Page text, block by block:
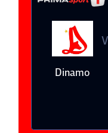
Dinamo